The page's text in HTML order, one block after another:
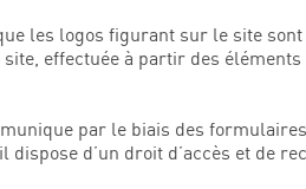
les logos figurant sur le site
effectuée à partir des
par le biais des
d’un droit d’accès et